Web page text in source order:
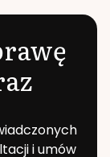
i umów